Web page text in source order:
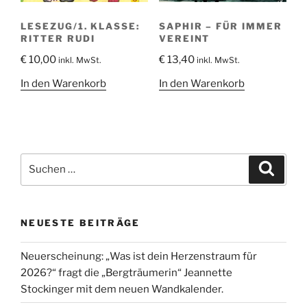
LESEZUG/1. KLASSE:
RITTER RUDI
€10,00 inkl. MwSt.
In den Warenkorb
SAPHIR – FÜR IMMER
VEREINT
€13,40 inkl. MwSt.
In den Warenkorb
nach:
NEUESTE BEITRÄGE
Neuerscheinung: „Was ist dein Herzenstraum für
2026?“ fragt die „Bergträumerin“ Jeannette
Stockinger mit dem neuen Wandkalender.